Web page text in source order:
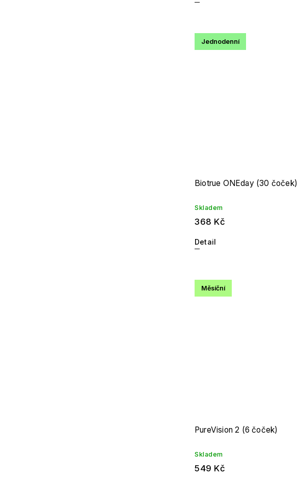
Jednodenní
Biotrue ONEday (30 čoček)
Skladem
368 Kč
Detail
Měsíční
PureVision 2 (6 čoček)
Skladem
549 Kč